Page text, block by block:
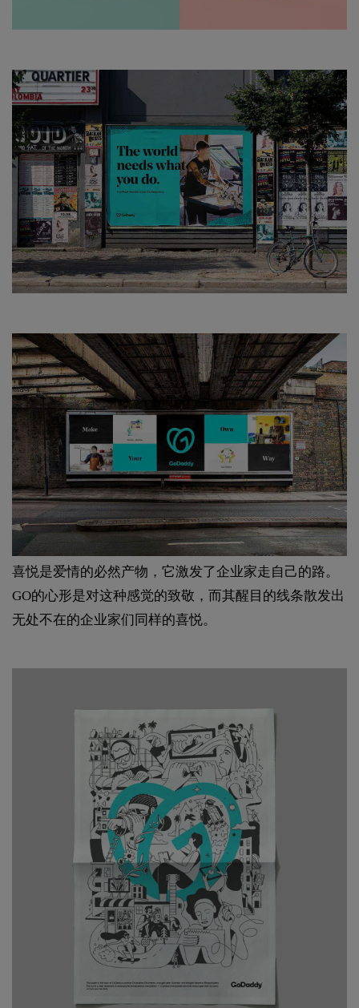
喜悦是爱情的必然产物，它激发了企业家走自己的路。
GO的心形是对这种感觉的致敬，而其醒目的线条散发出
无处不在的企业家们同样的喜悦。